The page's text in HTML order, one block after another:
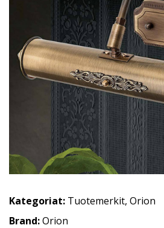
Kategoriat: Tuotemerkit, Orion
Brand:Orion